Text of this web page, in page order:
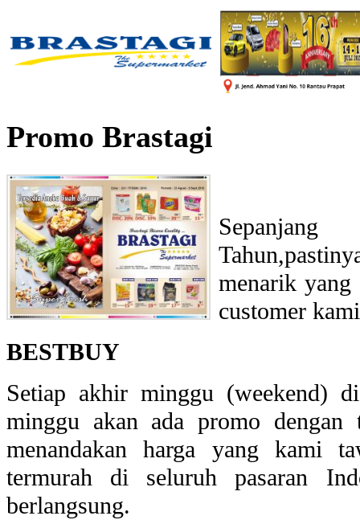
Promo Brastagi
menarik
customer
BESTBUY
Setiap akhir minggu (weekend)
minggu akan ada promo
menandakan harga yang kami
termurah di seluruh pasaran
berlangsung.